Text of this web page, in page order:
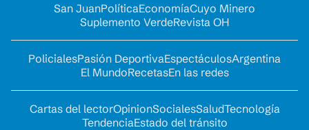
San JuanPolíticaEconomíaCuyo Minero
Suplemento VerdeRevista OH
PolicialesPasión DeportivaEspectáculosArgentina
El MundoRecetasEn las redes
Cartas del lectorOpinionSocialesSaludTecnología
TendenciaEstado del tránsito